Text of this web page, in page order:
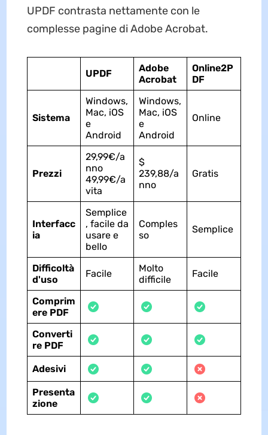
UPDF contrasta nettamente con le
complesse pagine di Adobe Acrobat.
UPDF
Adobe
Acrobat
Online2P
DF
Sistema
Windows,
Mac, iOS
e
Android
Windows,
Mac, iOS
e
Android
Online
Prezzi
29,99€/a
nno
49,99€/a
vita
$
239,88/a
nno
Gratis
Interfacc
ia
Semplice
, facile da
usare e
bello
Comples
so
Semplice
Difficoltà
d'uso
Facile
Molto
difficile
Facile
Comprim
ere PDF
Converti
re PDF
Adesivi
Presenta
zione